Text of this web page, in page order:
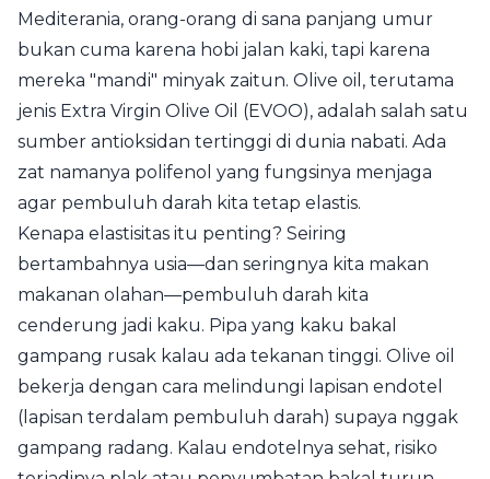
Mediterania, orang-orang di sana panjang umur
bukan cuma karena hobi jalan kaki, tapi karena
mereka "mandi" minyak zaitun. Olive oil, terutama
jenis Extra Virgin Olive Oil (EVOO), adalah salah satu
sumber antioksidan tertinggi di dunia nabati. Ada
zat namanya polifenol yang fungsinya menjaga
agar pembuluh darah kita tetap elastis.
Kenapa elastisitas itu penting? Seiring
bertambahnya usia—dan seringnya kita makan
makanan olahan—pembuluh darah kita
cenderung jadi kaku. Pipa yang kaku bakal
gampang rusak kalau ada tekanan tinggi. Olive oil
bekerja dengan cara melindungi lapisan endotel
(lapisan terdalam pembuluh darah) supaya nggak
gampang radang. Kalau endotelnya sehat, risiko